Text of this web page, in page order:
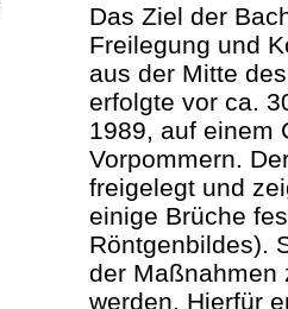
Das Ziel der
Freilegung und
aus der Mitte
erfolgte vor ca.
1989, auf einem
Vorpommern.
freigelegt und
einige Brüche
Röntgenbildes).
der Maßnahmen
werden. Hierfür